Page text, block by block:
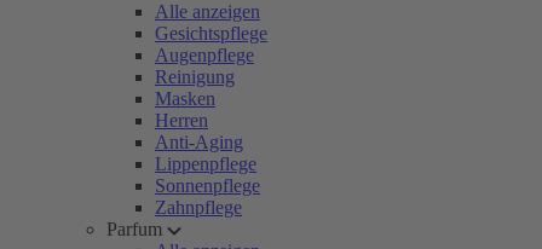
Alle anzeigen
Gesichtspflege
Augenpflege
Reinigung
Masken
Herren
Anti-Aging
Lippenpflege
Sonnenpflege
Zahnpflege
Parfum